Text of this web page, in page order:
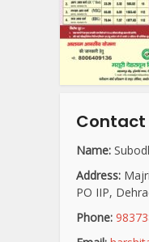
Contact
Name:
Address:
PO IIP,
Phone: